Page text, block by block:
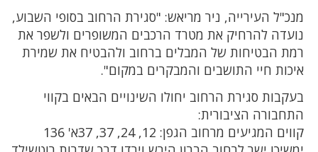
מנכ"ל העירייה, ניר מריאש: "סגירת הרחוב בסופי השבוע,
נועדה להרחיק את מטרד הרכבים המשופרים ולשפר את
רמת הבטיחות של המבלים ברחוב ולהבטיח את שמירת
איכות חיי התושבים והמבקרים במקום".
בעקבות סגירת הרחוב יחולו השינויים הבאים בקווי
התחבורה הציבורית:
קווים המגיעים מרחוב הגפן: 12, 24, 37, 37א' 136